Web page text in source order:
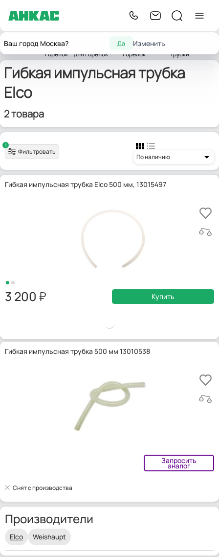
Ваш город Москва? Да Изменить
Главнаядля
горелок
комплектующих
для горелок
давления для
горелок
трубки
Гибкая импульсная трубка
Elco
2 товара
1
Фильтровать
По наличию
Гибкая импульсная трубка Elco 500 мм, 13015497
3 200 Купить
Гибкая импульсная трубка 500 мм 13010538
Запросить
аналог
Снят с производства
Производители
Elco Weishaupt